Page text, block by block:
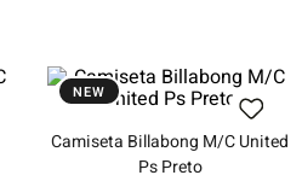
NEW
Camiseta Billabong M/C United
Ps Preto